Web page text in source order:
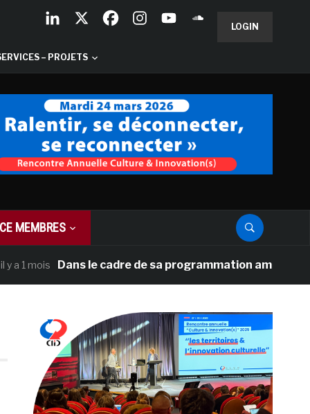
LOGIN
– PROJETS
MEMBRES
Dans le cadre de sa programmation américaine,